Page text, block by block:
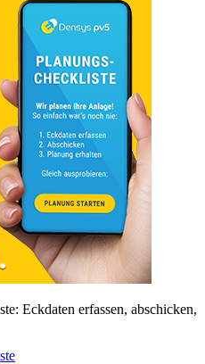
Eckdaten erfassen, abschicken,